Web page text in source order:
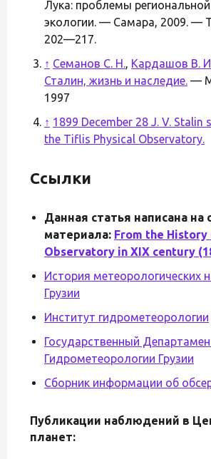
Лука: проблемы
экологии. — Самара, 2009. —
202—217.
↑ Семанов С. Н., Кардашов В.
Сталин, жизнь и наследие. —
1997
↑ 1899 December 28 J. V.
the Tiflis Physical Observatory.
Ссылки
Данная статья написана на
материала: From the
Observatory in XIX century
История метеорологических
Грузии
Институт гидрометеорологии
Государственный
Гидрометеорологии Грузии
Сборник информации об
Публикации наблюдений в
планет: